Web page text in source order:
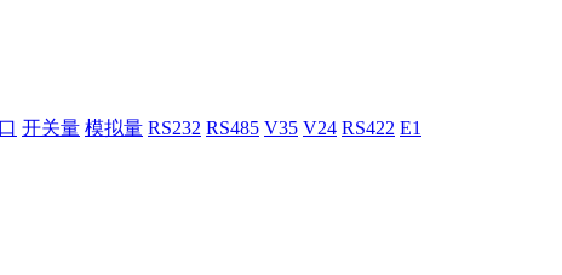
开关量 模拟量 RS232 RS485 V35 V24 RS422 E1